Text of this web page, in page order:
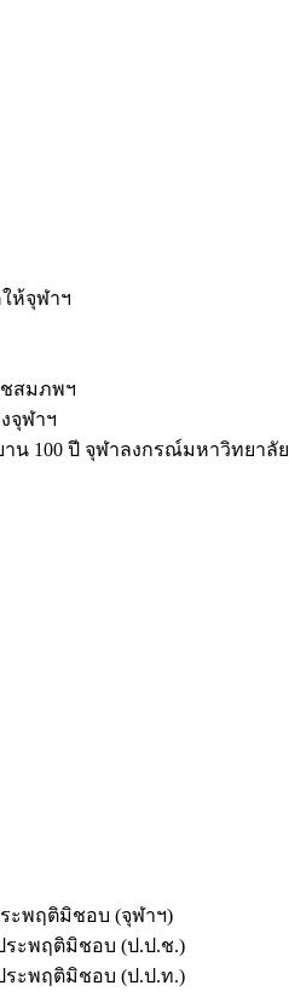
ห้จุฬาฯ
สมภพฯ
จุฬาฯ
น 100 ปี จุฬาลงกรณ์มหาวิทยาลัย
ะพฤติมิชอบ (จุฬาฯ)
ระพฤติมิชอบ (ป.ป.ช.)
ระพฤติมิชอบ (ป.ป.ท.)